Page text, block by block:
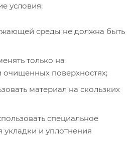
условия:
среды не должна быть
только на
очищенных поверхностях;
материал на скользких
специальное
и уплотнения